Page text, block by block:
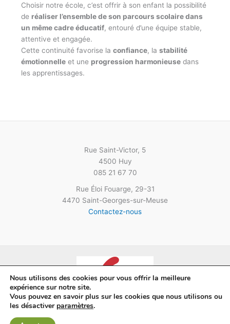
Choisir notre école, c’est offrir à son enfant la possibilité
de réaliser l’ensemble de son parcours scolaire dans
un même cadre éducatif, entouré d’une équipe stable,
attentive et engagée.
Cette continuité favorise la confiance, la stabilité
émotionnelleet une progression harmonieusedans
les apprentissages.
Rue Saint-Victor, 5
4500 Huy
085 21 67 70
Rue Éloi Fouarge, 29-31
4470 Saint-Georges-sur-Meuse
Contactez-nous
Nous utilisons des cookies pour vous offrir la meilleure
expérience sur notre site.
Vous pouvez en savoir plus sur les cookies que nous utilisons ou
les désactiver paramètres.